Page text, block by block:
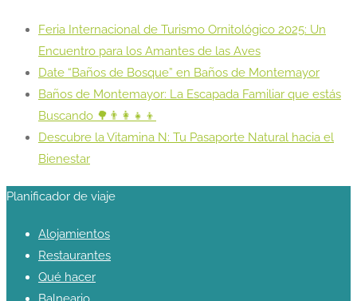
Feria Internacional de Turismo Ornitológico 2025: Un
Encuentro para los Amantes de las Aves
Date “Baños de Bosque” en Baños de Montemayor
Baños de Montemayor: La Escapada Familiar que estás
Buscando 🌳👨‍👩‍👧‍👦
Descubre la Vitamina N: Tu Pasaporte Natural hacia el
Bienestar
Planificador de viaje
Alojamientos
Restaurantes
Qué hacer